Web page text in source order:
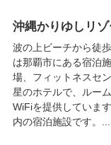
沖縄かりゆしリ
波の上ビーチから徒
は那覇市にある宿泊
場、フィットネスセ
星のホテルで、ルー
WiFiを提供していま
内の宿泊施設です。...